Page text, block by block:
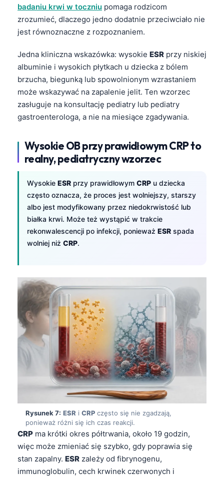
badaniu krwi w toczniu pomaga rodzicom
zrozumieć, dlaczego jedno dodatnie przeciwciało nie
jest równoznaczne z rozpoznaniem.
Jedna kliniczna wskazówka: wysokie ESR przy niskiej
albuminie i wysokich płytkach u dziecka z bólem
brzucha, biegunką lub spowolnionym wzrastaniem
może wskazywać na zapalenie jelit. Ten wzorzec
zasługuje na konsultację pediatry lub pediatry
gastroenterologa, a nie na miesiące zgadywania.
Wysokie OB przy prawidłowym CRP to
realny, pediatryczny wzorzec
Wysokie ESR przy prawidłowym CRP u dziecka
często oznacza, że proces jest wolniejszy, starszy
albo jest modyfikowany przez niedokrwistość lub
białka krwi. Może też wystąpić w trakcie
rekonwalescencji po infekcji, ponieważ ESR spada
wolniej niż CRP.
Rysunek 7: ESR i CRP często się nie zgadzają,
ponieważ różni się ich czas reakcji.
CRP ma krótki okres półtrwania, około 19 godzin,
więc może zmieniać się szybko, gdy poprawia się
stan zapalny. ESR zależy od fibrynogenu,
immunoglobulin, cech krwinek czerwonych i
Հայերեն
Српски језик
Svenska
Bosanski
Azərbaycan dili
Eesti
Čeština
ქართული
Русский
Lietuvių kalba
Magyar
Shqip
বাংলা
తెలుగు
தமிழ்
ಕನ್ನಡ
മലയാളം
Bahasa Melayu
Tiếng Việt
ไทย
ဗမာစာ